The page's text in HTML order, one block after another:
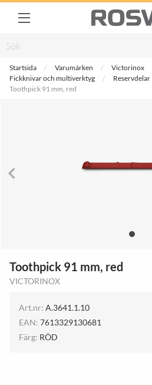
Startsida Varumärken
Victorinox
Fickknivar och multiverktyg
Reservdelar
Toothpick 91 mm, red
Toothpick 91 mm, red
VICTORINOX
Art.nr: A.3641.1.10
EAN: 7613329130681
Färg: RÖD